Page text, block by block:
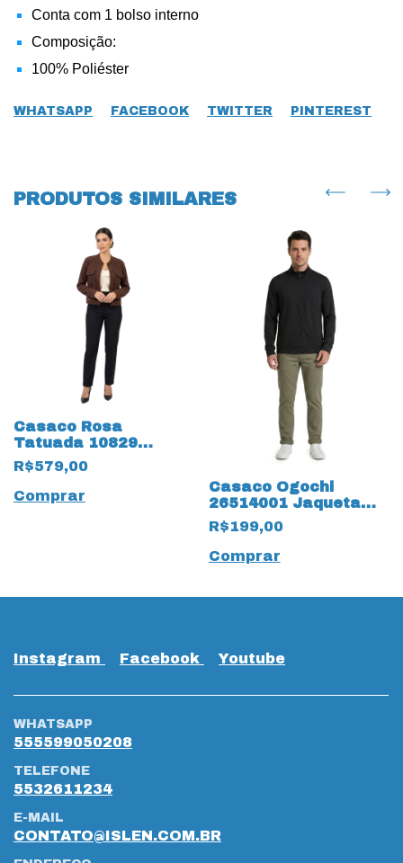
Conta com 1 bolso interno
Composição:
100% Poliéster
WHATSAPP FACEBOOK TWITTER PINTEREST
PRODUTOS SIMILARES
Casaco Rosa
Tatuada 10829
Casual Evidence
19692 Café
R$579,00
Comprar
Casaco Ogochi
26514001 Jaqueta
com Ziper e Bolso
19673 Preto
R$199,00
Comprar
Instagram Facebook Youtube
WHATSAPP
555599050208
TELEFONE
5532611234
E-MAIL
CONTATO@ISLEN.COM.BR